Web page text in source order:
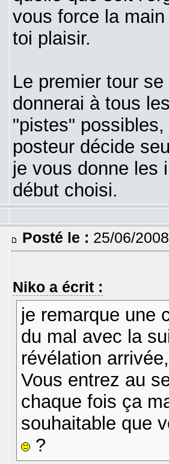
vous force la
toi plaisir.
Le premier tour
donnerai à tous
"pistes"
posteur décide
je vous donne les
début choisi.
Posté le : 25/06/
Niko a écrit :
je remarque une
du mal avec la
révélation
Vous entrez au
chaque fois ça
souhaitable que
?